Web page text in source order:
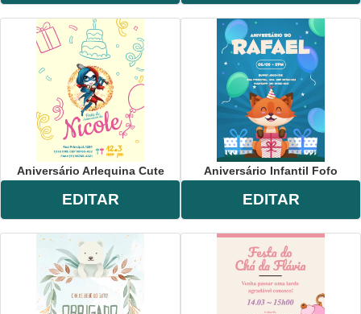
Aniversário Arlequina Cute
EDITAR
Aniversário Infantil Fofo
EDITAR